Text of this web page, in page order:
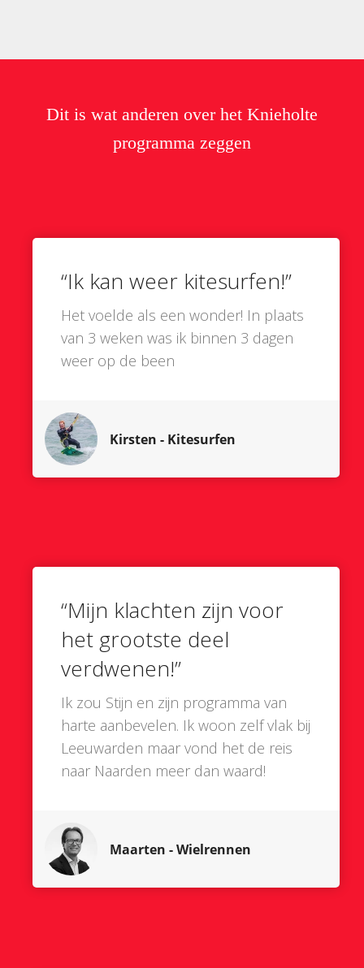
Dit is wat anderen over het Knieholte
programma zeggen
“Ik kan weer kitesurfen!”
Het voelde als een wonder! In plaats
van 3 weken was ik binnen 3 dagen
weer op de been
Kirsten - Kitesurfen
“Mijn klachten zijn voor
het grootste deel
verdwenen!”
Ik zou Stijn en zijn programma van
harte aanbevelen. Ik woon zelf vlak bij
Leeuwarden maar vond het de reis
naar Naarden meer dan waard!
Maarten - Wielrennen